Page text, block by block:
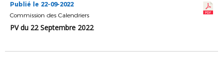
Publié le 22-09-2022
Commission des Calendriers
PV du 22 Septembre 2022